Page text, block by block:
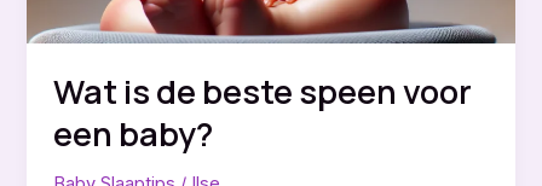
Wat is de beste speen voor
een baby?